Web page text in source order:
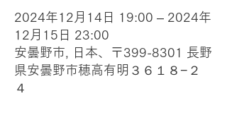
2024年12月14日 19:00 – 2024年
12月15日 23:00
安曇野市, 日本、〒399-8301 長野
県安曇野市穂高有明３６１８−２
４